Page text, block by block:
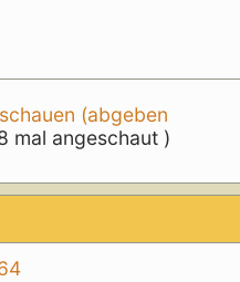
(abgeben
mal angeschaut )